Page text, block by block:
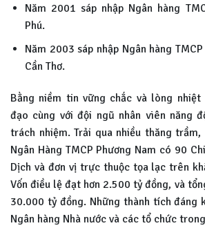
Năm 2001 sáp nhập Ngân hàng
Phú.
Năm 2003 sáp nhập Ngân hàng
Cần Thơ.
Bằng niềm tin vững chắc và lòng nhiệt
đạo cùng với đội ngũ nhân viên năng
trách nhiệm. Trải qua nhiều thăng
Ngân Hàng TMCP Phương Nam có 90
Dịch và đơn vị trực thuộc tọa lạc trên
Vốn điều lệ đạt hơn 2.500 tỷ đồng, và
30.000 tỷ đồng. Những thành tích đáng
Ngân hàng Nhà nước và các tổ chức